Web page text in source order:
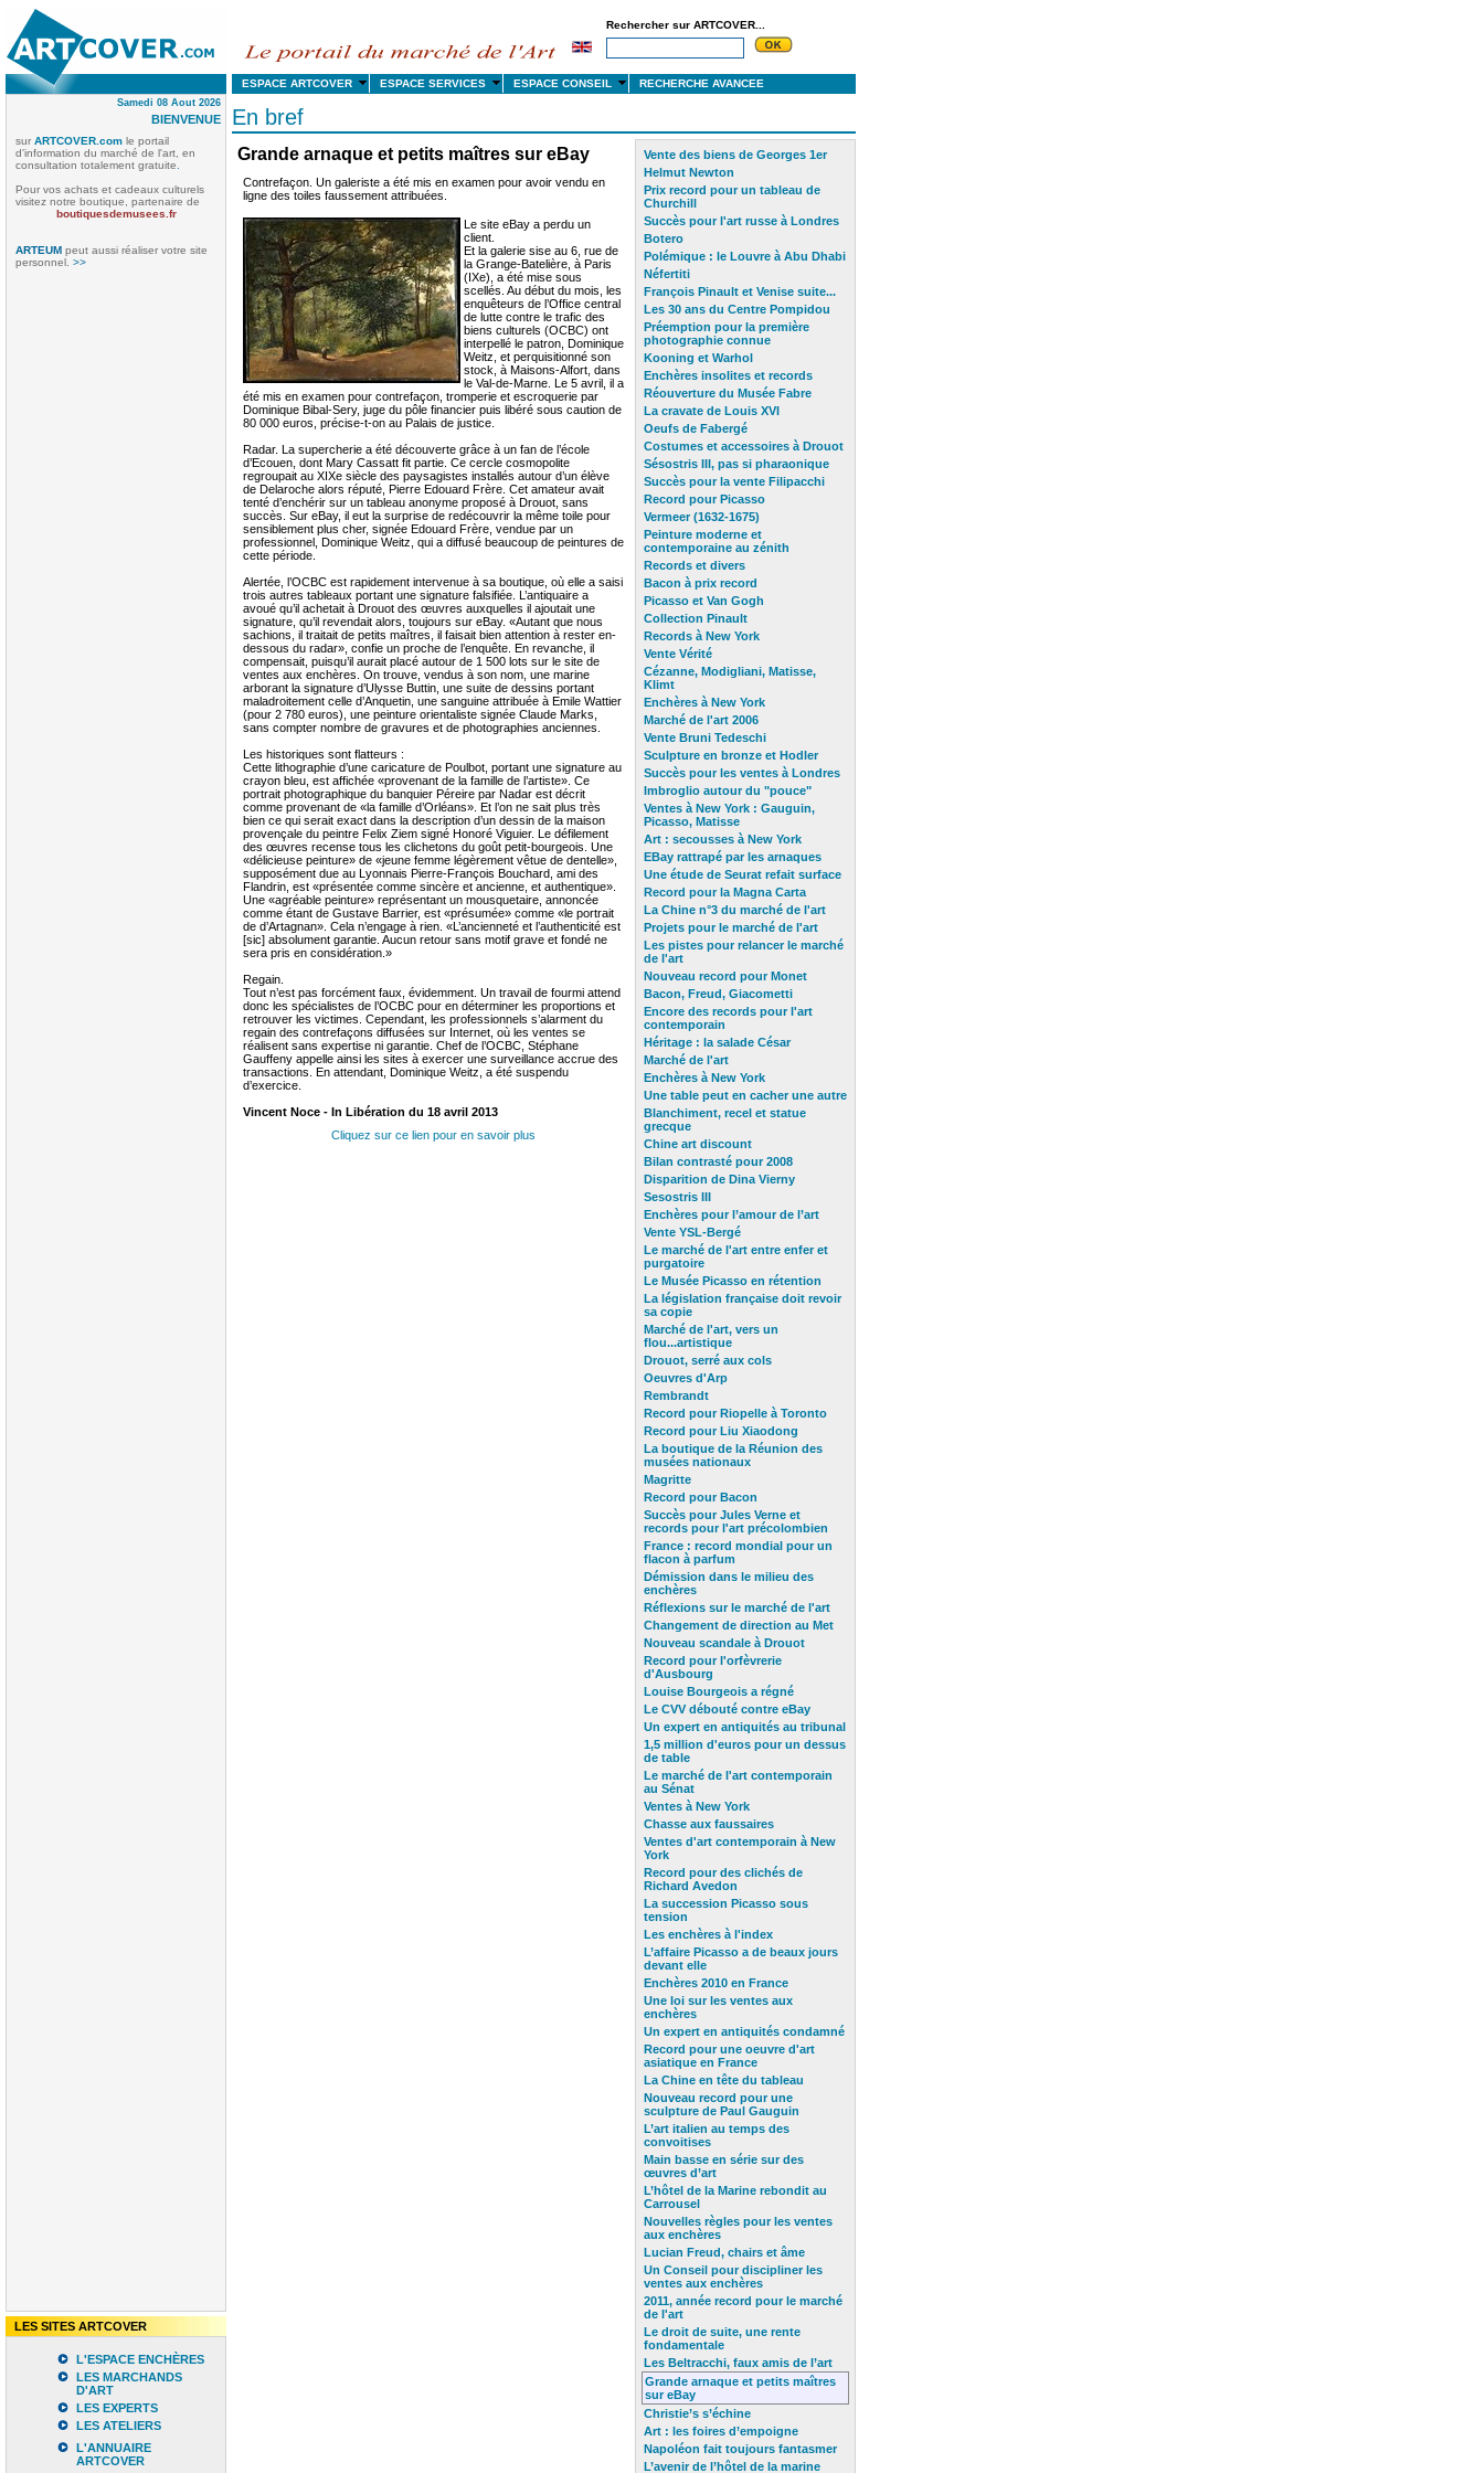
ESPACE ARTCOVER ESPACE SERVICES ESPACE CONSEIL RECHERCHE AVANCEE
Rechercher sur ARTCOVER...
Samedi 08 Aout 2026
BIENVENUE
sur ARTCOVER.com le portail
d'information du marché de l'art, en
consultation totalement gratuite
Pour vos achats et cadeaux culturels
visitez notre boutique, partenaire de
boutiquesdemusees.fr
ARTEUM peut aussi réaliser votre site
personnel. >>
LES SITES ARTCOVER
L'ESPACE ENCHÈRES
LES MARCHANDS
D'ART
LES EXPERTS
LES ATELIERS
L'ANNUAIRE
ARTCOVER
En bref
Grande arnaque et petits maîtres sur eBay
Contrefaçon. Un galeriste a été mis en examen pour avoir vendu en
ligne des toiles faussement attribuées.
Le site eBay a perdu un
client.
Et la galerie sise au 6, rue de
la Grange-Batelière, à Paris
(IXe), a été mise sous
scellés. Au début du mois, les
enquêteurs de l’Office central
de lutte contre le trafic des
biens culturels (OCBC) ont
interpellé le patron, Dominique
Weitz, et perquisitionné son
stock, à Maisons-Alfort, dans
le Val-de-Marne. Le 5 avril, il a
été mis en examen pour contrefaçon, tromperie et escroquerie par
Dominique Bibal-Sery, juge du pôle financier puis libéré sous caution de
80 000 euros, précise-t-on au Palais de justice.
Radar. La supercherie a été découverte grâce à un fan de l’école
d’Ecouen, dont Mary Cassatt fit partie. Ce cercle cosmopolite
regroupait au XIXe siècle des paysagistes installés autour d’un élève
de Delaroche alors réputé, Pierre Edouard Frère. Cet amateur avait
tenté d’enchérir sur un tableau anonyme proposé à Drouot, sans
succès. Sur eBay, il eut la surprise de redécouvrir la même toile pour
sensiblement plus cher, signée Edouard Frère, vendue par un
professionnel, Dominique Weitz, qui a diffusé beaucoup de peintures de
cette période.
Alertée, l’OCBC est rapidement intervenue à sa boutique, où elle a saisi
trois autres tableaux portant une signature falsifiée. L’antiquaire a
avoué qu’il achetait à Drouot des œuvres auxquelles il ajoutait une
signature, qu’il revendait alors, toujours sur eBay. «Autant que nous
sachions, il traitait de petits maîtres, il faisait bien attention à rester en-
dessous du radar», confie un proche de l’enquête. En revanche, il
compensait, puisqu’il aurait placé autour de 1 500 lots sur le site de
ventes aux enchères. On trouve, vendus à son nom, une marine
arborant la signature d’Ulysse Buttin, une suite de dessins portant
maladroitement celle d’Anquetin, une sanguine attribuée à Emile Wattier
(pour 2 780 euros), une peinture orientaliste signée Claude Marks,
sans compter nombre de gravures et de photographies anciennes.
Les historiques sont flatteurs :
Cette lithographie d’une caricature de Poulbot, portant une signature au
crayon bleu, est affichée «provenant de la famille de l’artiste». Ce
portrait photographique du banquier Péreire par Nadar est décrit
comme provenant de «la famille d’Orléans». Et l’on ne sait plus très
bien ce qui serait exact dans la description d’un dessin de la maison
provençale du peintre Felix Ziem signé Honoré Viguier. Le défilement
des œuvres recense tous les clichetons du goût petit-bourgeois. Une
«délicieuse peinture» de «jeune femme légèrement vêtue de dentelle»,
supposément due au Lyonnais Pierre-François Bouchard, ami des
Flandrin, est «présentée comme sincère et ancienne, et authentique».
Une «agréable peinture» représentant un mousquetaire, annoncée
comme étant de Gustave Barrier, est «présumée» comme «le portrait
de d’Artagnan». Cela n’engage à rien. «L’ancienneté et l’authenticité est
[sic] absolument garantie. Aucun retour sans motif grave et fondé ne
sera pris en considération.»
Regain.
Tout n’est pas forcément faux, évidemment. Un travail de fourmi attend
donc les spécialistes de l’OCBC pour en déterminer les proportions et
retrouver les victimes. Cependant, les professionnels s’alarment du
regain des contrefaçons diffusées sur Internet, où les ventes se
réalisent sans expertise ni garantie. Chef de l’OCBC, Stéphane
Gauffeny appelle ainsi les sites à exercer une surveillance accrue des
transactions. En attendant, Dominique Weitz, a été suspendu
d’exercice.
Vincent Noce - In Libération du 18 avril 2013
Cliquez sur ce lien pour en savoir plus
Vente des biens de Georges 1er
Helmut Newton
Prix record pour un tableau de
Churchill
Succès pour l'art russe à Londres
Botero
Polémique : le Louvre à Abu Dhabi
Néfertiti
François Pinault et Venise suite...
Les 30 ans du Centre Pompidou
Préemption pour la première
photographie connue
Kooning et Warhol
Enchères insolites et records
Réouverture du Musée Fabre
La cravate de Louis XVI
Oeufs de Fabergé
Costumes et accessoires à Drouot
Sésostris III, pas si pharaonique
Succès pour la vente Filipacchi
Record pour Picasso
Vermeer (1632-1675)
Peinture moderne et
contemporaine au zénith
Records et divers
Bacon à prix record
Picasso et Van Gogh
Collection Pinault
Records à New York
Vente Vérité
Cézanne, Modigliani, Matisse,
Klimt
Enchères à New York
Marché de l'art 2006
Vente Bruni Tedeschi
Sculpture en bronze et Hodler
Succès pour les ventes à Londres
Imbroglio autour du "pouce"
Ventes à New York : Gauguin,
Picasso, Matisse
Art : secousses à New York
EBay rattrapé par les arnaques
Une étude de Seurat refait surface
Record pour la Magna Carta
La Chine n°3 du marché de l'art
Projets pour le marché de l'art
Les pistes pour relancer le marché
de l'art
Nouveau record pour Monet
Bacon, Freud, Giacometti
Encore des records pour l'art
contemporain
Héritage : la salade César
Marché de l'art
Enchères à New York
Une table peut en cacher une autre
Blanchiment, recel et statue
grecque
Chine art discount
Bilan contrasté pour 2008
Disparition de Dina Vierny
Sesostris III
Enchères pour l’amour de l’art
Vente YSL-Bergé
Le marché de l'art entre enfer et
purgatoire
Le Musée Picasso en rétention
La législation française doit revoir
sa copie
Marché de l'art, vers un
flou...artistique
Drouot, serré aux cols
Oeuvres d'Arp
Rembrandt
Record pour Riopelle à Toronto
Record pour Liu Xiaodong
La boutique de la Réunion des
musées nationaux
Magritte
Record pour Bacon
Succès pour Jules Verne et
records pour l'art précolombien
France : record mondial pour un
flacon à parfum
Démission dans le milieu des
enchères
Réflexions sur le marché de l'art
Changement de direction au Met
Nouveau scandale à Drouot
Record pour l'orfèvrerie
d'Ausbourg
Louise Bourgeois a régné
Le CVV débouté contre eBay
Un expert en antiquités au tribunal
1,5 million d'euros pour un dessus
de table
Le marché de l'art contemporain
au Sénat
Ventes à New York
Chasse aux faussaires
Ventes d'art contemporain à New
York
Record pour des clichés de
Richard Avedon
La succession Picasso sous
tension
Les enchères à l'index
L’affaire Picasso a de beaux jours
devant elle
Enchères 2010 en France
Une loi sur les ventes aux
enchères
Un expert en antiquités condamné
Record pour une oeuvre d'art
asiatique en France
La Chine en tête du tableau
Nouveau record pour une
sculpture de Paul Gauguin
L’art italien au temps des
convoitises
Main basse en série sur des
œuvres d’art
L’hôtel de la Marine rebondit au
Carrousel
Nouvelles règles pour les ventes
aux enchères
Lucian Freud, chairs et âme
Un Conseil pour discipliner les
ventes aux enchères
2011, année record pour le marché
de l'art
Le droit de suite, une rente
fondamentale
Les Beltracchi, faux amis de l’art
Grande arnaque et petits maîtres
sur eBay
Christie’s s’échine
Art : les foires d’empoigne
Napoléon fait toujours fantasmer
L’avenir de l’hôtel de la marine